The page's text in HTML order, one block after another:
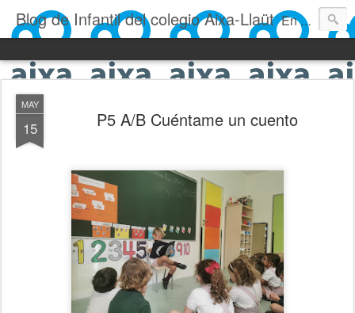
Blog de Infantil del colegio Aixa-Llaüt En nuestro blog verás las actividades del día a día de Infantil, de los alumnos de 0 a 6 años: los talleres, los experimentos, las rutinas, las clases, los patios, etc. ¡Todo aquello que los más pequeños no saben contar!
MAY
15 P5 A/B Cuéntame un cuento